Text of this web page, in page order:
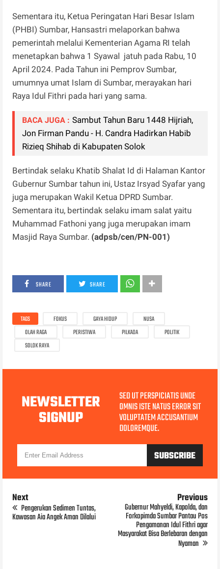
Sementara itu, Ketua Peringatan Hari Besar Islam
(PHBI) Sumbar, Hansastri melaporkan bahwa
pemerintah melalui Kementerian Agama RI telah
menetapkan bahwa 1 Syawal jatuh pada Rabu, 10
April 2024. Pada Tahun ini Pemprov Sumbar,
umumnya umat Islam di Sumbar, merayakan hari
Raya Idul Fithri pada hari yang sama.
BACA JUGA : Sambut Tahun Baru 1448 Hijriah,
Jon Firman Pandu - H. Candra Hadirkan Habib
Rizieq Shihab di Kabupaten Solok
Bertindak selaku Khatib Shalat Id di Halaman Kantor
Gubernur Sumbar tahun ini, Ustaz Irsyad Syafar yang
juga merupakan Wakil Ketua DPRD Sumbar.
Sementara itu, bertindak selaku imam salat yaitu
Muhammad Fathoni yang juga merupakan imam
Masjid Raya Sumbar. (adpsb/cen/PN-001)
SHARE SHARE
TAGS FOKUS GAYA HIDUP
NUSA
OLAH RAGA
PERISTIWA PILKADA
POLITIK
SOLOK RAYA
NEWSLETTER
SIGNUP
SED UT PERSPICIATIS UNDE
OMNIS ISTE NATUS ERROR SIT
VOLUPTATEM ACCUSANTIUM
DOLOREMQUE.
Next
Pengerukan Sedimen Tuntas,
Kawasan Aia Angek Aman Dilalui
Previous
Gubernur Mahyeldi, Kapolda, dan
Forkopimda Sumbar Pantau Pos
Pengamanan Idul Fithri agar
Masyarakat Bisa Berlebaran dengan
Nyaman